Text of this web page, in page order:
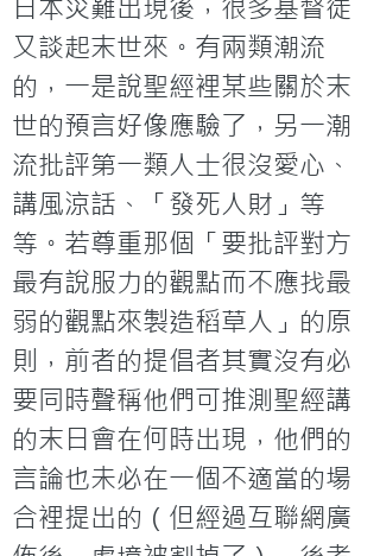
日本災難出現後，很多基督徒
又談起末世來。有兩類潮流
的，一是說聖經裡某些關於末
世的預言好像應驗了，另一潮
流批評第一類人士很沒愛心、
講風涼話、「發死人財」等
等。若尊重那個「要批評對方
最有說服力的觀點而不應找最
弱的觀點來製造稻草人」的原
則，前者的提倡者其實沒有必
要同時聲稱他們可推測聖經講
的末日會在何時出現，他們的
言論也未必在一個不適當的場
合裡提出的（但經過互聯網廣